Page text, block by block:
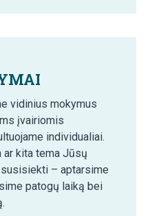
vidinius mokymus
įvairiomis
individualiai.
ar kita tema Jūsų
– aptarsime
patogų laiką bei